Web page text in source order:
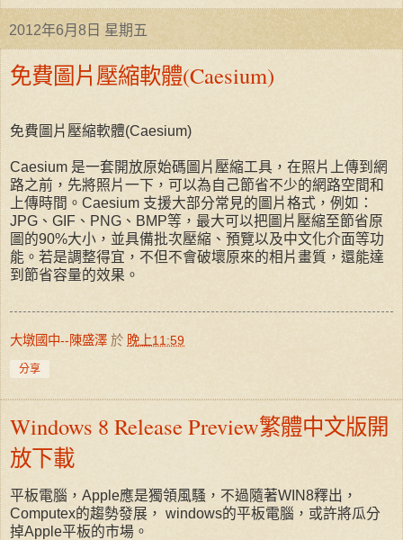
2012年6月8日 星期五
免費圖片壓縮軟體(Caesium)
免費圖片壓縮軟體(Caesium)
Caesium 是一套開放原始碼圖片壓縮工具，在照片上傳到網
路之前，先將照片一下，可以為自己節省不少的網路空間和
上傳時間。Caesium 支援大部分常見的圖片格式，例如：
JPG、GIF、PNG、BMP等，最大可以把圖片壓縮至節省原
圖的90%大小，並具備批次壓縮、預覽以及中文化介面等功
能。若是調整得宜，不但不會破壞原來的相片畫質，還能達
到節省容量的效果。
大墩國中--陳盛澤 於 晚上11:59
分享
Windows 8 Release Preview繁體中文版開
放下載
平板電腦，Apple應是獨領風騷，不過隨著WIN8釋出，
Computex的趨勢發展， windows的平板電腦，或許將瓜分
掉Apple平板的市場。